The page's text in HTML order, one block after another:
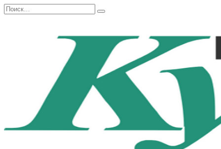
Перейти
к
Search
for: